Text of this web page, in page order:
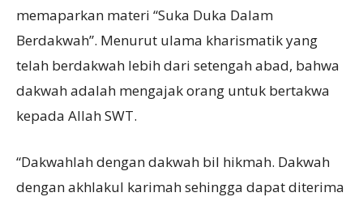
memaparkan materi “Suka Duka Dalam
Berdakwah”. Menurut ulama kharismatik yang
telah berdakwah lebih dari setengah abad, bahwa
dakwah adalah mengajak orang untuk bertakwa
kepada Allah SWT.
“Dakwahlah dengan dakwah bil hikmah. Dakwah
dengan akhlakul karimah sehingga dapat diterima